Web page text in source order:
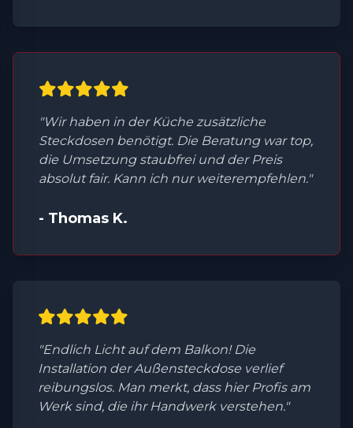
"Wir haben in der Küche zusätzliche
Steckdosen benötigt. Die Beratung war top,
die Umsetzung staubfrei und der Preis
absolut fair. Kann ich nur weiterempfehlen."
- Thomas K.
"Endlich Licht auf dem Balkon! Die
Installation der Außensteckdose verlief
reibungslos. Man merkt, dass hier Profis am
Werk sind, die ihr Handwerk verstehen."